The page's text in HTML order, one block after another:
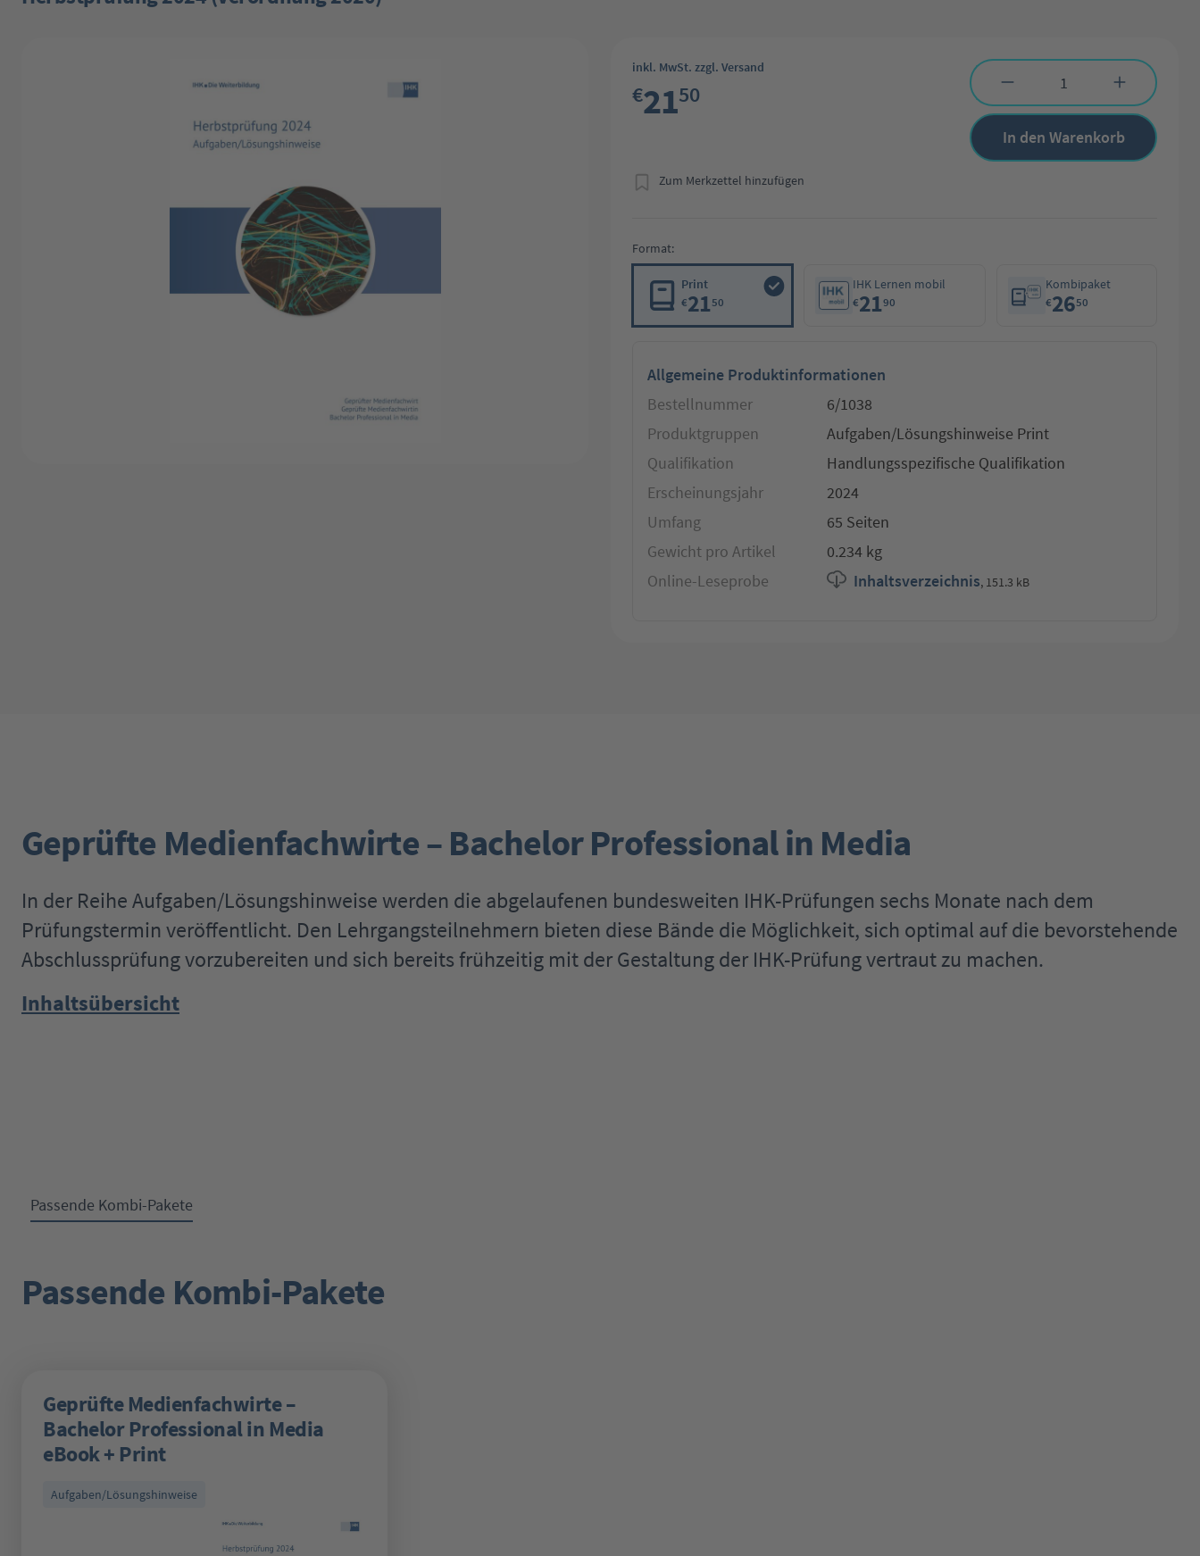
inkl. MwSt. zzgl. Versand
€2150
Produkt Anzahl: Gib den gewünschten
In den Warenkorb
Zum Merkzettel hinzufügen
Format:
Print
€2150
IHK Lernen mobil
€2190
Kombipaket
€2650
Allgemeine Produktinformationen
Bestellnummer
6/1038
Produktgruppen
Aufgaben/Lösungshinweise Print
Qualifikation
Handlungsspezifische Qualifikation
Erscheinungsjahr
2024
Umfang
65 Seiten
Gewicht pro Artikel
0.234 kg
Online-Leseprobe
Inhaltsverzeichnis, 151.3 kB
Geprüfte Medienfachwirte – Bachelor Professional in Media
In der Reihe Aufgaben/Lösungshinweise werden die abgelaufenen bundesweiten IHK-Prüfungen sechs Monate nach dem
Prüfungstermin veröffentlicht. Den Lehrgangsteilnehmern bieten diese Bände die Möglichkeit, sich optimal auf die bevorstehende
Abschlussprüfung vorzubereiten und sich bereits frühzeitig mit der Gestaltung der IHK-Prüfung vertraut zu machen.
Inhaltsübersicht
Passende Kombi-Pakete
Produktgalerie überspringen
Passende Kombi-Pakete
Geprüfte Medienfachwirte –
Bachelor Professional in Media
eBook + Print
Aufgaben/Lösungshinweise